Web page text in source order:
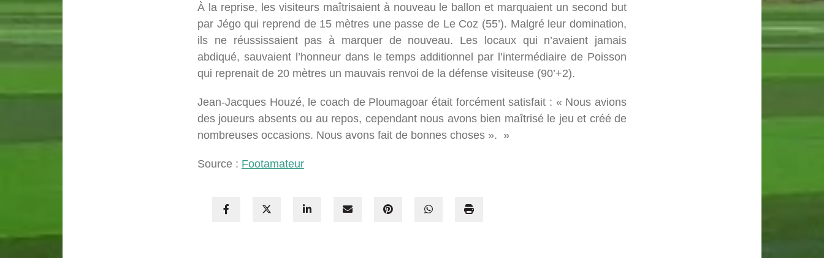
À la reprise, les visiteurs maîtrisaient à nouveau le ballon et marquaient un second but
par Jégo qui reprend de 15 mètres une passe de Le Coz (55’). Malgré leur domination,
ils ne réussissaient pas à marquer de nouveau. Les locaux qui n’avaient jamais
abdiqué, sauvaient l’honneur dans le temps additionnel par l’intermédiaire de Poisson
qui reprenait de 20 mètres un mauvais renvoi de la défense visiteuse (90’+2).
Jean-Jacques Houzé, le coach de Ploumagoar était forcément satisfait : « Nous avions
des joueurs absents ou au repos, cependant nous avons bien maîtrisé le jeu et créé de
nombreuses occasions. Nous avons fait de bonnes choses ». »
Source : Footamateur